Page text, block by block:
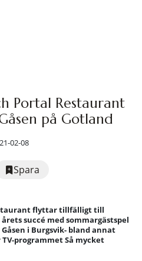
Portal Restaurant
på Gotland
02-08
Spara
flyttar tillfälligt till
succé med sommargästspel
i Burgsvik- bland annat
programmet Så mycket